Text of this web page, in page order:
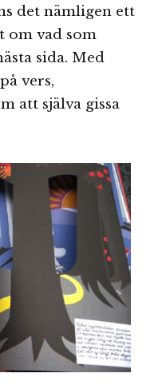
det nämligen ett
om vad som
sida. Med
vers,
att själva gissa